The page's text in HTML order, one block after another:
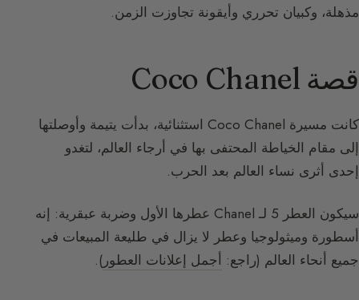
مذهلة، وكبيان تحرري وأيقونة تجاوزت الزمن.
قصة Coco Chanel
كانت مسيرة Coco Chanel استثنائية، بدأت يتيمة وأوصلتها
إلى مقام الخياطة المحتفى بها في أرجاء العالم، لتغدو
إحدى أثرى نساء العالم بعد الحرب.
سيكون العطر 5 لـ Chanel عطرها الأول وضربة عبقرية: إنه
أسطورة وميثولوجيا وعطر لا يزال في طليعة المبيعات في
جميع أنحاء العالم (راجع: أجمل إعلانات العطور).